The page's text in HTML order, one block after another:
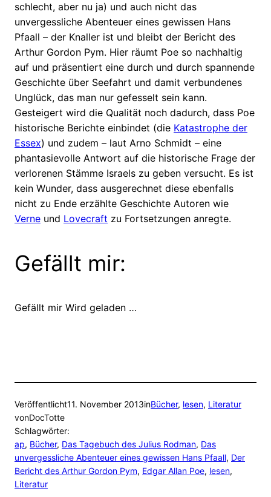
schlecht, aber nu ja) und auch nicht das
unvergessliche Abenteuer eines gewissen Hans
Pfaall – der Knaller ist und bleibt der Bericht des
Arthur Gordon Pym. Hier räumt Poe so nachhaltig
auf und präsentiert eine durch und durch spannende
Geschichte über Seefahrt und damit verbundenes
Unglück, das man nur gefesselt sein kann.
Gesteigert wird die Qualität noch dadurch, dass Poe
historische Berichte einbindet (die Katastrophe der
Essex) und zudem – laut Arno Schmidt – eine
phantasievolle Antwort auf die historische Frage der
verlorenen Stämme Israels zu geben versucht. Es ist
kein Wunder, dass ausgerechnet diese ebenfalls
nicht zu Ende erzählte Geschichte Autoren wie
Verne und Lovecraft zu Fortsetzungen anregte.
Gefällt mir:
Gefällt mir Wird geladen …
Veröffentlicht11. November 2013inBücher, lesen, Literatur
vonDocTotte
Schlagwörter:
ap, Bücher, Das Tagebuch des Julius Rodman, Das
unvergessliche Abenteuer eines gewissen Hans Pfaall, Der
Bericht des Arthur Gordon Pym, Edgar Allan Poe, lesen
Literatur